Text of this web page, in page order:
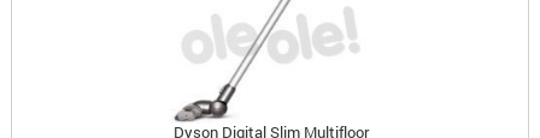
Dyson Digital Slim Multifloor